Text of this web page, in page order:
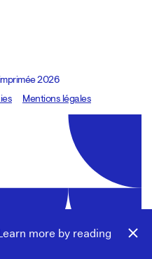
more by reading
2026
Mentions légales